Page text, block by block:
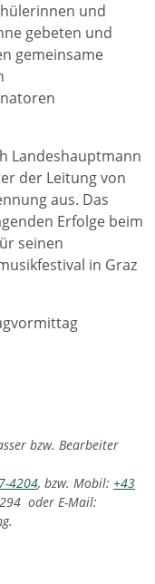
und
gebeten und
gemeinsame
Landeshauptmann
der Leitung von
aus. Das
Erfolge beim
seinen
in Graz
bzw. Bearbeiter
4204, bzw. Mobil: +43
oder E-Mail: